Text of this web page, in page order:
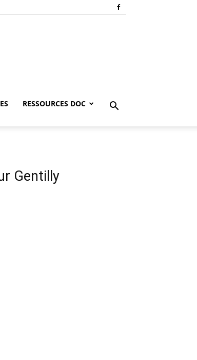
RESSOURCES DOC
Gentilly